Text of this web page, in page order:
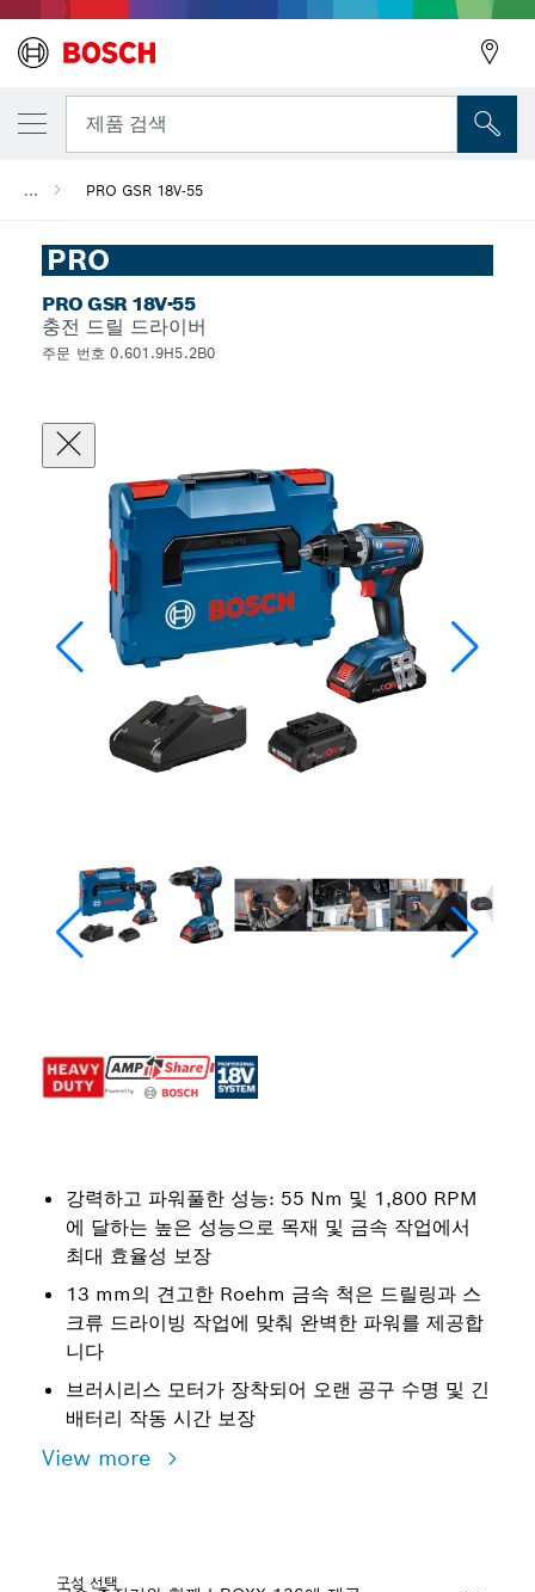
제품 검색
... PRO GSR 18V-55
PRO
PRO GSR 18V-55
충전 드릴 드라이버
주문 번호 0.601.9H5.2B0
강력하고 파워풀한 성능: 55 Nm 및 1,800 RPM
에 달하는 높은 성능으로 목재 및 금속 작업에서
최대 효율성 보장
13 mm의 견고한 Roehm 금속 척은 드릴링과 스
크류 드라이빙 작업에 맞춰 완벽한 파워를 제공합
니다
브러시리스 모터가 장착되어 오랜 공구 수명 및 긴
배터리 작동 시간 보장
View more
구성 선택